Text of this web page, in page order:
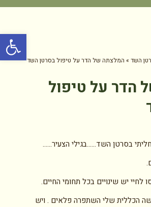
השד » המלצתה של הדר על טיפול בסרטן השד
הדר על טיפול
בסרטן השד……בגילי הצעיר……
לחיי יש שינויים בכל תחומי החיים.
הכללית שלי השתפרה פלאים . ויש
פתח